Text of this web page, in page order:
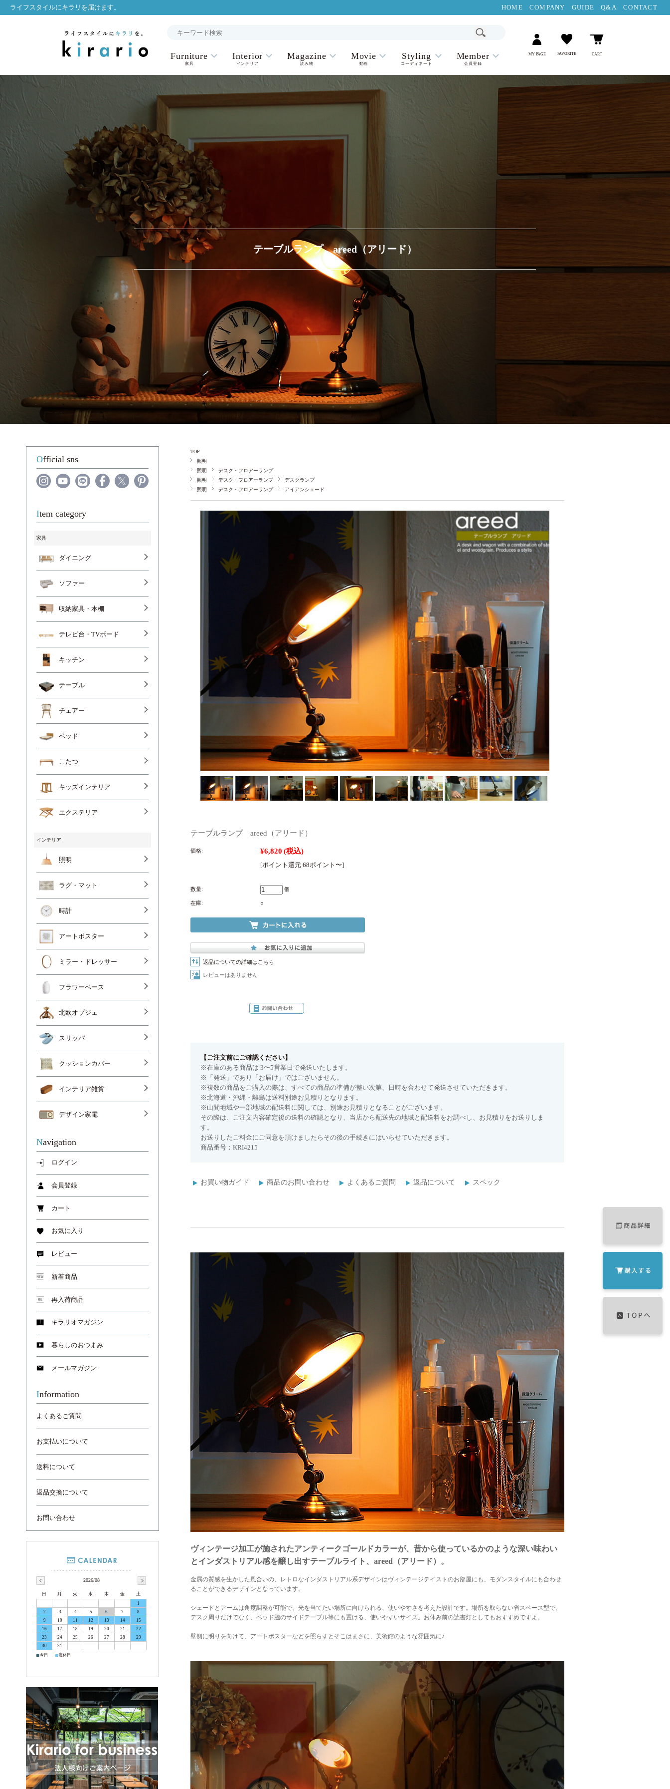
ライフスタイルにキラリを届けます。 HOME COMPANY GUIDE Q&A CONTACT
Furniture
家具
Interior
インテリア
Magazine
読み物
Movie
動画
Styling
コーディネート
Member
会員登録
MY PAGE FAVORITE CART
TOP
照明
照明
デスク・フロアーランプ
照明
デスク・フロアーランプ
デスクランプ
照明
デスク・フロアーランプ アイアンシェード
テーブルランプ areed（アリード）
価格: ¥6,820 (税込)
[ポイント還元 68ポイント〜]
数量: 個
在庫: ○
返品についての詳細はこちら
レビューはありません
【ご注文前にご確認ください】
※在庫のある商品は 3〜5営業日で発送いたします。
※「発送」であり「お届け」ではございません。
※複数の商品をご購入の際は、すべての商品の準備が整い次第、日時を合わせて発送させていただきます。
※北海道・沖縄・離島は送料別途お見積りとなります。
※山間地域や一部地域の配送料に関しては、別途お見積りとなることがございます。
その際は、ご注文内容確定後の送料の確認となり、当店から配送先の地域と配送料をお調べし、お見積りをお送りしま
す。
お送りしたご料金にご同意を頂けましたらその後の手続きにはいらせていただきます。
商品番号：KRI4215
お買い物ガイド 商品のお問い合わせ よくあるご質問 返品について スペック
ヴィンテージ加工が施されたアンティークゴールドカラーが、昔から使っているかのような深い味わい
とインダストリアル感を醸し出すテーブルライト、areed（アリード）。
金属の質感を生かした風合いの、レトロなインダストリアル系デザインはヴィンテージテイストのお部屋にも、モダンスタイルにも合わせ
ることができるデザインとなっています。
シェードとアームは角度調整が可能で、光を当てたい場所に向けられる、使いやすさを考えた設計です。場所を取らない省スペース型で、
デスク周りだけでなく、ベッド脇のサイドテーブル等にも置ける、使いやすいサイズ。お休み前の読書灯としてもおすすめですよ。
壁側に明りを向けて、アートポスターなどを照らすとそこはまさに、美術館のような雰囲気に♪
Official sns
Item category
家具
ダイニング
ソファー
収納家具・本棚
テレビ台・TVボード
キッチン
テーブル
チェアー
ベッド
こたつ
キッズインテリア
エクステリア
インテリア
照明
ラグ・マット
時計
アートポスター
ミラー・ドレッサー
フラワーベース
北欧オブジェ
スリッパ
クッションカバー
インテリア雑貨
デザイン家電
Navigation
ログイン
会員登録
カート
お気に入り
レビュー
新着商品
再入荷商品
キラリオマガジン
暮らしのおつまみ
メールマガジン
Information
よくあるご質問
お支払いについて
送料について
返品交換について
お問い合わせ
2026/08
日 月 火 水 木 金
土
1
2
3 4 5 6 7
8
9
10 11 12 13 14
15
16
17 18 19 20 21
22
23
24 25 26 27 28
29
30
31
■ 今日 ■ 定休日